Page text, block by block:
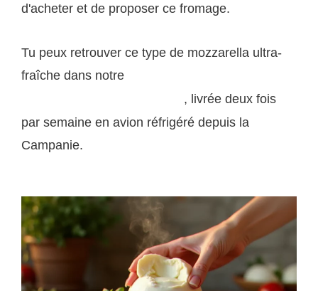
d'acheter et de proposer ce fromage.
Tu peux retrouver ce type de mozzarella ultra-
fraîche dans notre
, livrée deux fois
par semaine en avion réfrigéré depuis la
Campanie.